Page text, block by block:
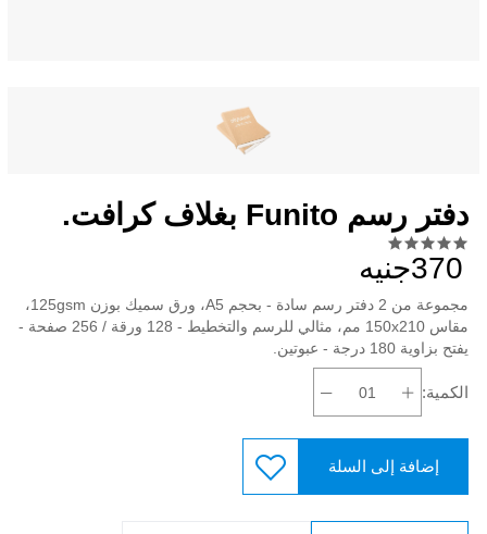
دفتر رسم Funito بغلاف كرافت.
370جنيه
مجموعة من 2 دفتر رسم سادة - بحجم A5، ورق سميك بوزن 125gsm،
مقاس 150x210 مم، مثالي للرسم والتخطيط - 128 ورقة / 256 صفحة -
يفتح بزاوية 180 درجة - عبوتين.
الكمية:
إضافة إلى السلة